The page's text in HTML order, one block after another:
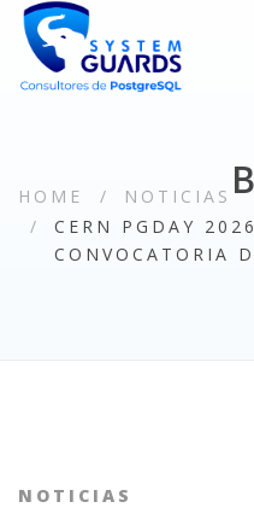
HOME
NOTICIAS
CERN PGDAY
CONVOCATORIA
NOTICIAS